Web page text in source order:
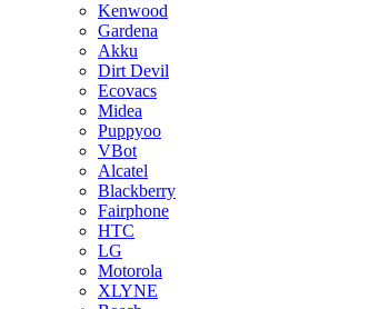
Kenwood
Gardena
Akku
Dirt Devil
Ecovacs
Midea
Puppyoo
VBot
Alcatel
Blackberry
Fairphone
HTC
LG
Motorola
XLYNE